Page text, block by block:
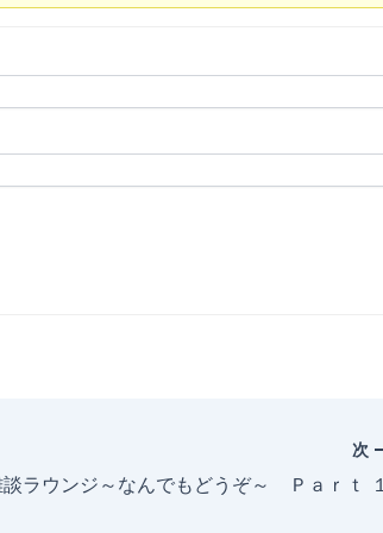
次
ラウンジ～なんでもどうぞ～ Ｐａｒｔ １